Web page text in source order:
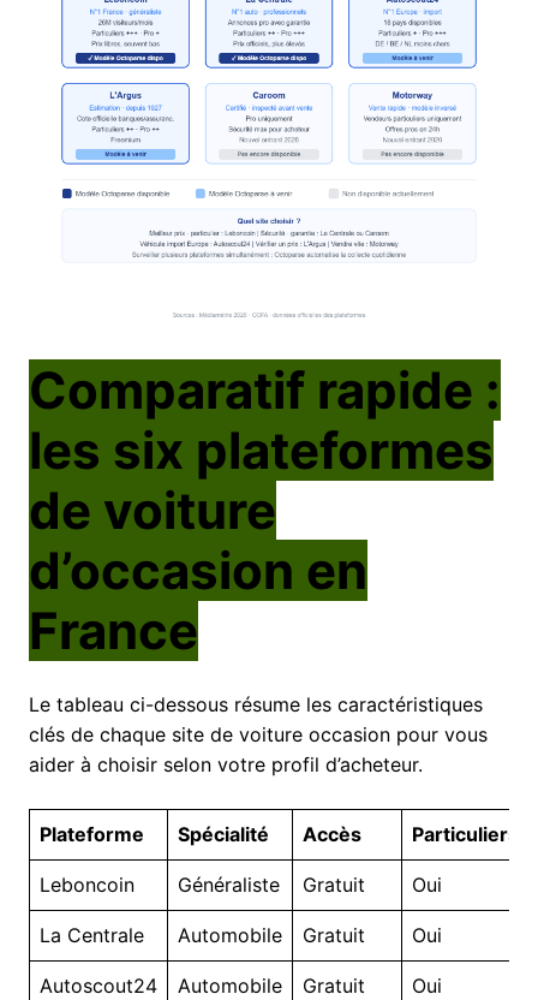
Comparatif rapide :
les six plateformes
de voiture
d’occasion en
France
Le tableau ci-dessous résume les caractéristiques
clés de chaque site de voiture occasion pour vous
aider à choisir selon votre profil d’acheteur.
Plateforme Spécialité Accès Particuliers
Leboncoin Généraliste Gratuit Oui
La Centrale Automobile Gratuit Oui
Autoscout24 Automobile Gratuit Oui